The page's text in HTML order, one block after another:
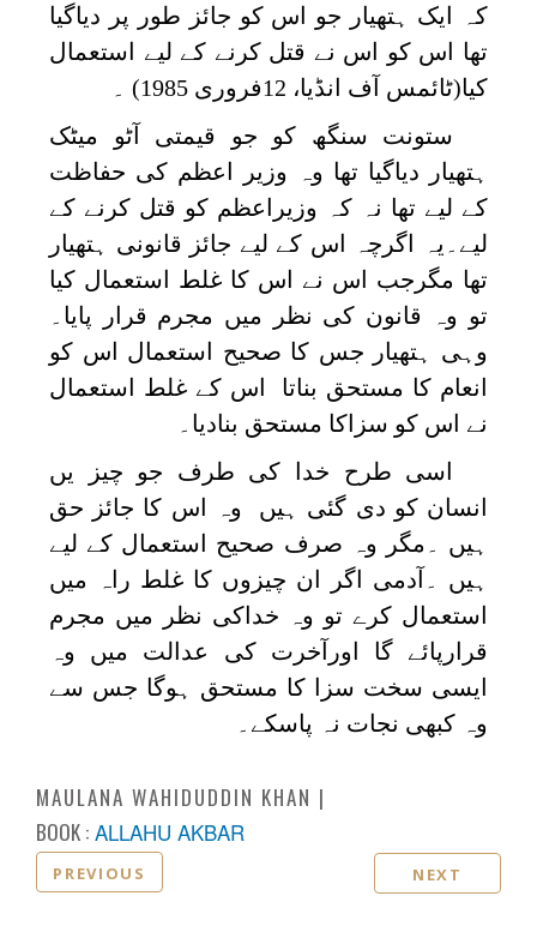
کہ ایک ہتھیار جو اس کو جائز طور پر دیاگیا
تھا اس کو اس نے قتل کرنے کے لیے استعمال
کیا(ٹائمس آف انڈیا، 12فروری 1985) ۔
ستونت سنگھ کو جو قیمتی آٹو میٹک
ہتھیار دیاگیا تھا وہ وزیر اعظم کی حفاظت
کے لیے تھا نہ کہ وزیراعظم کو قتل کرنے کے
لیے۔یہ اگرچہ اس کے لیے جائز قانونی ہتھیار
تھا مگرجب اس نے اس کا غلط استعمال کیا
تو وہ قانون کی نظر میں مجرم قرار پایا۔
وہی ہتھیار جس کا صحیح استعمال اس کو
انعام کا مستحق بناتا اس کے غلط استعمال
نے اس کو سزاکا مستحق بنادیا۔
اسی طرح خدا کی طرف جو چیز یں
انسان کو دی گئی ہیں وہ اس کا جائز حق
ہیں ۔مگر وہ صرف صحیح استعمال کے لیے
ہیں ۔آدمی اگر ان چیزوں کا غلط راہ میں
استعمال کرے تو وہ خداکی نظر میں مجرم
قرارپائے گا اورآخرت کی عدالت میں وہ
ایسی سخت سزا کا مستحق ہوگا جس سے
وہ کبھی نجات نہ پاسکے۔
MAULANA WAHIDUDDIN KHAN
BOOK : ALLAHU AKBAR
PREVIOUS NEXT